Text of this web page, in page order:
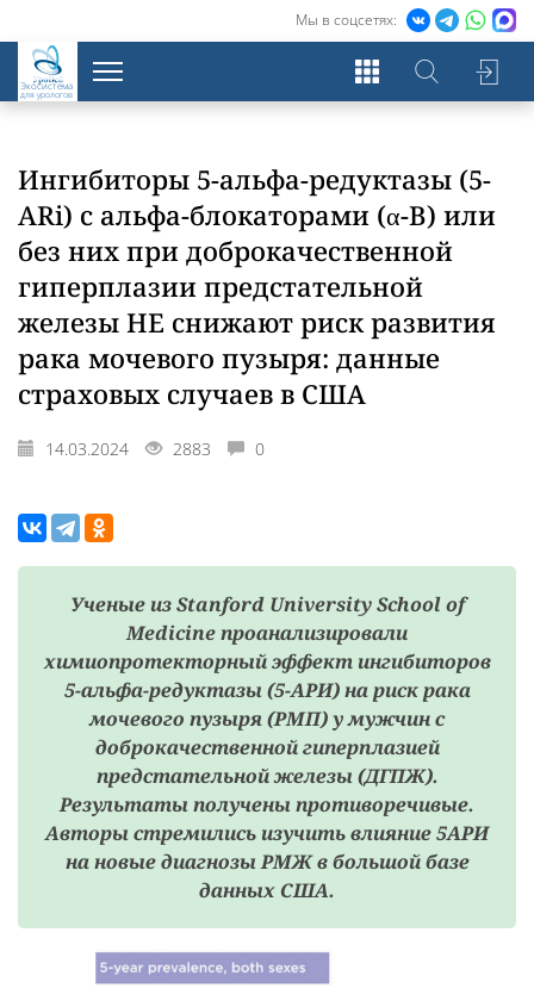
Мы в соцсетях:
Экосистема
для урологов
Ингибиторы 5-альфа-редуктазы (5-
ARi) с альфа-блокаторами (α-B) или
без них при доброкачественной
гиперплазии предстательной
железы НЕ снижают риск развития
рака мочевого пузыря: данные
страховых случаев в США
14.03.2024 2883 0
Ученые из Stanford University School of
Medicine проанализировали
химиопротекторный эффект ингибиторов
5-альфа-редуктазы (5-АРИ) на риск рака
мочевого пузыря (РМП) у мужчин с
доброкачественной гиперплазией
предстательной железы (ДГПЖ).
Результаты получены противоречивые.
Авторы стремились изучить влияние 5АРИ
на новые диагнозы РМЖ в большой базе
данных США.